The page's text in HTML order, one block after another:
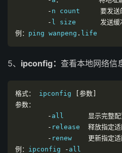
- n count 要发送
- l size 发送缓
例： ping wanpeng . life
5、 ipconfig： 查看本地网络信
格式：
ipconfig
[参数]
参数：
- all 显示完整
- release 释放指定
- renew 更新指定
例： ipconfig - all